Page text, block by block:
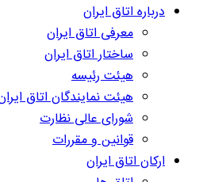
درباره اتاق ایران
معرفی اتاق ایران
ساختار اتاق ایران
هیئت رئیسه
هیئت نمایندگان اتاق
شورای عالی نظارت
قوانین و مقررات
ارکان اتاق ایران